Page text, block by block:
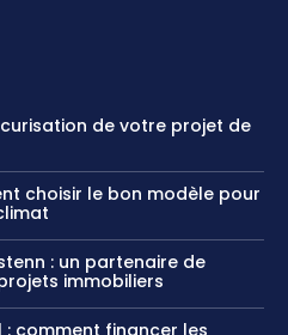
de votre projet de
choisir le bon modèle pour
: un partenaire de
immobiliers
comment financer les